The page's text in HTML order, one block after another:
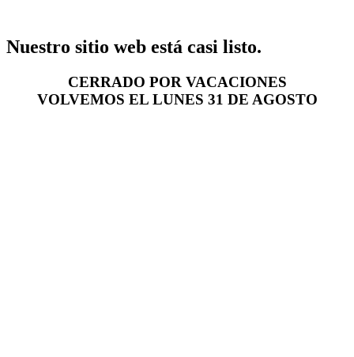
Nuestro sitio web está casi listo.
CERRADO POR VACACIONES
VOLVEMOS EL LUNES 31 DE AGOSTO